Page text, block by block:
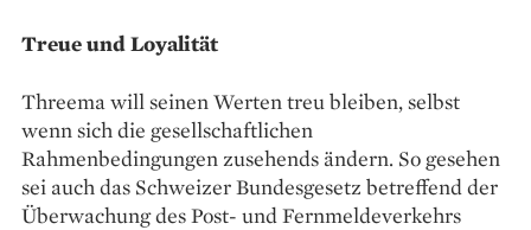
Treue und Loyalität
Threema will seinen Werten treu bleiben, selbst
wenn sich die gesellschaftlichen
Rahmenbedingungen zusehends ändern. So gesehen
sei auch das Schweizer Bundesgesetz betreffend der
Überwachung des Post- und Fernmeldeverkehrs